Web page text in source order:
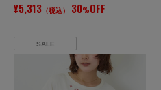
¥5,313 （税込） 30%OFF
SALE